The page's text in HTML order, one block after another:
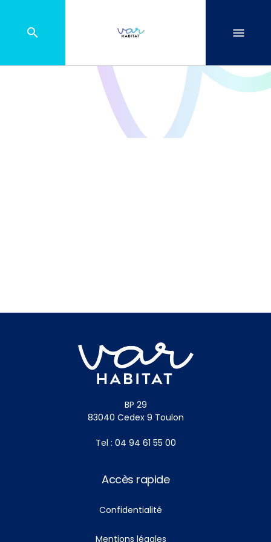
BP 29
83040 Cedex 9 Toulon
Tel : 04 94 61 55 00
Accès rapide
Confidentialité
Mentions légales